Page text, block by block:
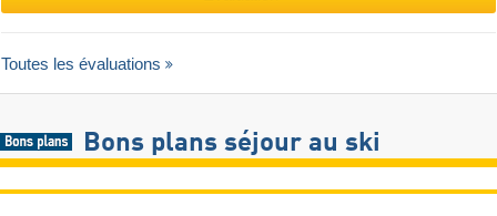
Toutes les évaluations
Bons plans séjour au ski